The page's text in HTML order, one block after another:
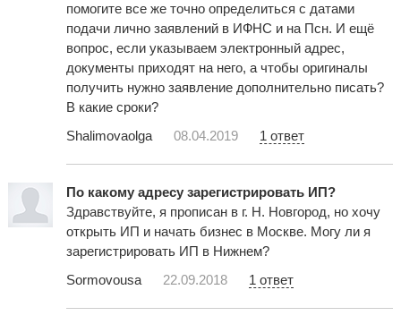
помогите все же точно определиться с датами
подачи лично заявлений в ИФНС и на Псн. И ещё
вопрос, если указываем электронный адрес,
документы приходят на него, а чтобы оригиналы
получить нужно заявление дополнительно писать?
В какие сроки?
Shalimovaolga
08.04.2019 1 ответ
По какому адресу зарегистрировать ИП?
Здравствуйте, я прописан в г. Н. Новгород, но хочу
открыть ИП и начать бизнес в Москве. Могу ли я
зарегистрировать ИП в Нижнем?
Sormovousa
22.09.2018 1 ответ